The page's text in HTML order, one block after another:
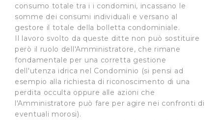
consumo totale tra i i condomini, incassano le
somme dei consumi individuali e versano al
gestore il totale della bolletta condominiale.
Il lavoro svolto da queste ditte non può sostituire
però il ruolo dell'Amministratore, che rimane
fondamentale per una corretta gestione
dell'utenza idrica nel Condominio (si pensi ad
esempio alla richiesta di riconoscimento di una
perdita occulta oppure alle azioni che
l'Amministratore può fare per agire nei confronti di
eventuali morosi).